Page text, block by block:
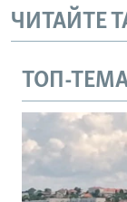
ЧИТАЙТЕ
ТОП-